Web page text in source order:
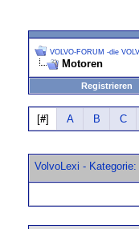
VOLVO-FORUM -die
Motoren
Registrieren
[#] A B C
VolvoLexi -